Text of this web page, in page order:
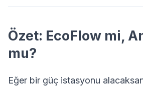
Özet: EcoFlow mi,
mu?
Eğer bir güç istasyonu